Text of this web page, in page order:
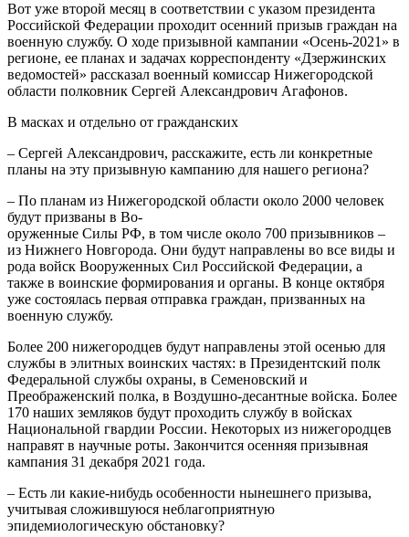
Вот уже второй месяц в соответствии с указом президента
Российской Федерации проходит осенний призыв граждан на
военную службу. О ходе призывной кампании «Осень-2021» в
регионе, ее планах и задачах корреспонденту «Дзержинских
ведомостей» рассказал военный комиссар Нижегородской
области полковник Сергей Александрович Агафонов.
В масках и отдельно от гражданских
– Сергей Александрович, расскажите, есть ли конкретные
планы на эту призывную кампанию для нашего региона?
– По планам из Нижегородской области около 2000 человек
будут призваны в Во-
оруженные Силы РФ, в том числе около 700 призывников –
из Нижнего Новгорода. Они будут направлены во все виды и
рода войск Вооруженных Сил Российской Федерации, а
также в воинские формирования и органы. В конце октября
уже состоялась первая отправка граждан, призванных на
военную службу.
Более 200 нижегородцев будут направлены этой осенью для
службы в элитных воинских частях: в Президентский полк
Федеральной службы охраны, в Семеновский и
Преображенский полка, в Воздушно-десантные войска. Более
170 наших земляков будут проходить службу в войсках
Национальной гвардии России. Некоторых из нижегородцев
направят в научные роты. Закончится осенняя призывная
кампания 31 декабря 2021 года.
– Есть ли какие-нибудь особенности нынешнего призыва,
учитывая сложившуюся неблагоприятную
эпидемиологическую обстановку?